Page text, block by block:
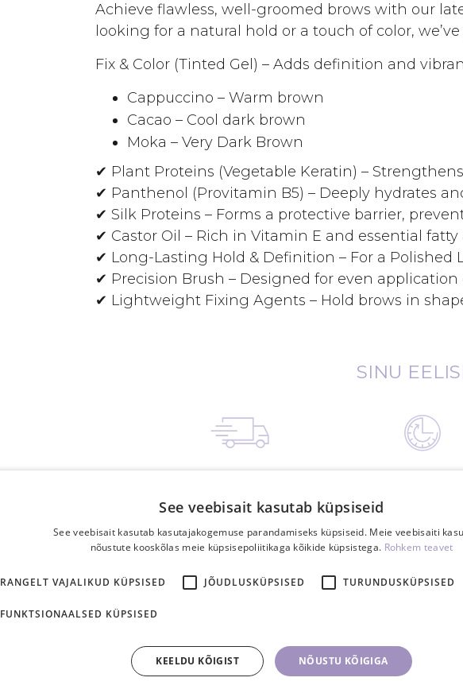
Achieve flawless, well-groomed brows with our
looking for a natural hold or a touch of color,
Fix & Color (Tinted Gel) – Adds definition and
Cappuccino – Warm brown
Cacao – Cool dark brown
Moka – Very Dark Brown
✔ Plant Proteins (Vegetable Keratin) –
✔ Panthenol (Provitamin B5) – Deeply hydrates
✔ Silk Proteins – Forms a protective barrier,
✔ Castor Oil – Rich in Vitamin E and essential
✔ Long-Lasting Hold & Definition – For a Polished
✔ Precision Brush – Designed for even application
✔ Lightweight Fixing Agents – Hold brows in
SINU
tellimusele
*
See veebisait kasutab küpsiseid
See veebisait kasutab kasutajakogemuse parandamiseks küpsiseid. Meie veebisaiti
nõustute kooskõlas meie küpsisepoliitikaga kõikide küpsistega. Rohkem teavet
RANGELT VAJALIKUD KÜPSISED JÕUDLUSKÜPSISED TURUNDUSKÜPSISED
FUNKTSIONAALSED KÜPSISED
NÕUSTU KÕIGIGA
KEELDU KÕIGIST